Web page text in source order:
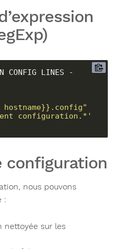
configuration.*'
configuration
nous pouvons
:
nettoyée sur les